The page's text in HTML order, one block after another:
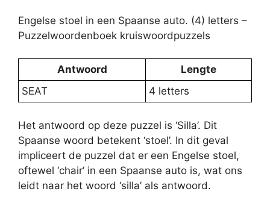
Engelse stoel in een Spaanse auto. (4) letters –
Puzzelwoordenboek kruiswoordpuzzels
Antwoord
Lengte
SEAT
4 letters
Het antwoord op deze puzzel is ‘Silla’. Dit
Spaanse woord betekent ‘stoel’. In dit geval
impliceert de puzzel dat er een Engelse stoel,
oftewel ‘chair’ in een Spaanse auto is, wat ons
leidt naar het woord ‘silla’ als antwoord.